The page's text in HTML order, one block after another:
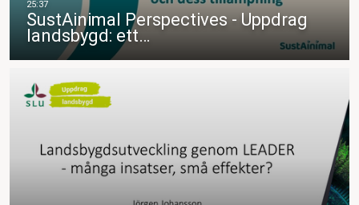
SustAinimal Perspectives - Uppdrag
landsbygd: ett…